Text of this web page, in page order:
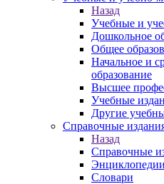
Назад
Учебные и
Дошкольное
Общее
Начальное и
образование
Высшее
Учебные
Другие
Справочные
Назад
Справочные
Энциклопедии
Словари